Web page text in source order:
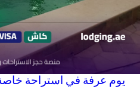
يوم عرفة في استراحة